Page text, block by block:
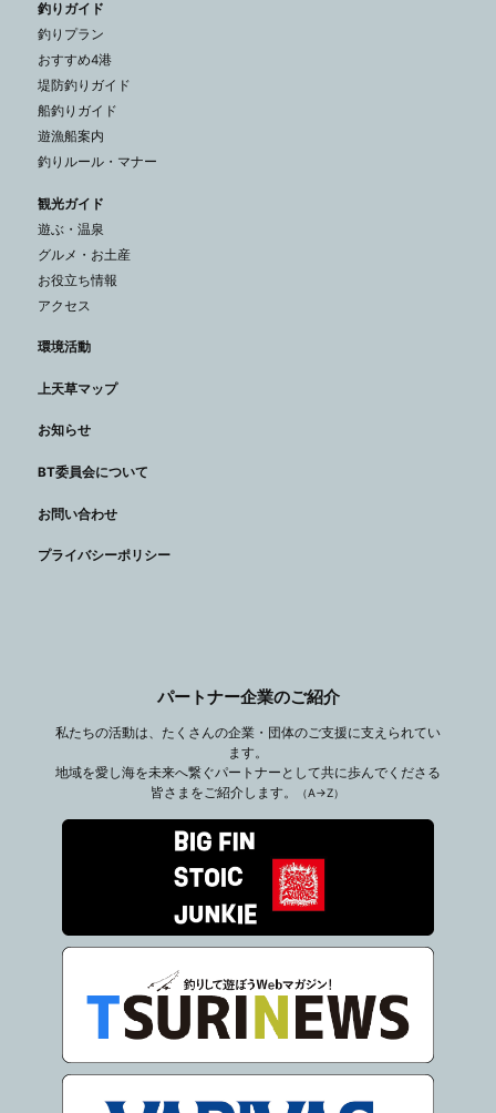
釣りガイド
釣りプラン
おすすめ4港
堤防釣りガイド
船釣りガイド
遊漁船案内
釣りルール・マナー
観光ガイド
遊ぶ・温泉
グルメ・お土産
お役立ち情報
アクセス
環境活動
上天草マップ
お知らせ
BT委員会について
お問い合わせ
プライバシーポリシー
パートナー企業のご紹介
私たちの活動は、たくさんの企業・団体のご支援に支えられてい
ます。
地域を愛し海を未来へ繋ぐパートナーとして共に歩んでくださる
皆さまをご紹介します。
（A→Z）